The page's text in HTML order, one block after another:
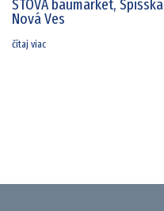
STOVA baumarket, Spišská
Nová Ves
čítaj viac